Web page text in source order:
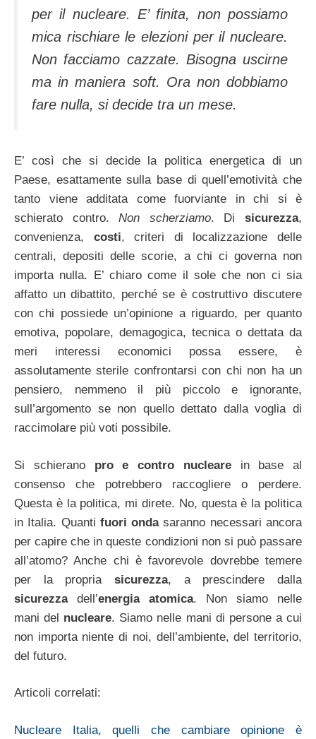
per il nucleare. E’ finita, non possiamo
mica rischiare le elezioni per il nucleare.
Non facciamo cazzate. Bisogna uscirne
ma in maniera soft. Ora non dobbiamo
fare nulla, si decide tra un mese.
E’ così che si decide la politica energetica di un
Paese, esattamente sulla base di quell’emotività che
tanto viene additata come fuorviante in chi si è
schierato contro.Non scherziamo. Disicurezza,
convenienza, costi, criteri di localizzazione delle
centrali, depositi delle scorie, a chi ci governa non
importa nulla. E’ chiaro come il sole che non ci sia
affatto un dibattito, perché se è costruttivo discutere
con chi possiede un’opinione a riguardo, per quanto
emotiva, popolare, demagogica, tecnica o dettata da
meri interessi economici possa essere, è
assolutamente sterile confrontarsi con chi non ha un
pensiero, nemmeno il più piccolo e ignorante,
sull’argomento se non quello dettato dalla voglia di
raccimolare più voti possibile.
Si schierano pro e contro nuclearein base al
consenso che potrebbero raccogliere o perdere.
Questa è la politica, mi direte. No, questa è la politica
in Italia. Quanti fuori ondasaranno necessari ancora
per capire che in queste condizioni non si può passare
all’atomo? Anche chi è favorevole dovrebbe temere
per la propria sicurezza, a prescindere dalla
sicurezzadell’energia atomica. Non siamo nelle
mani del nucleare. Siamo nelle mani di persone a cui
non importa niente di noi, dell’ambiente, del territorio,
del futuro.
Articoli correlati:
Nucleare Italia, quelli che cambiare opinione è